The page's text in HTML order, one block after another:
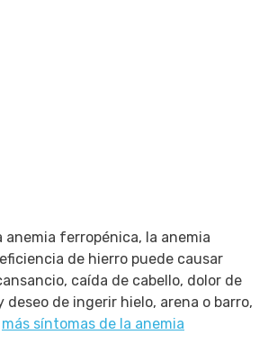
anemia ferropénica, la anemia
de hierro puede causar
caída de cabello, dolor de
deseo de ingerir hielo, arena o barro,
más síntomas de la anemia